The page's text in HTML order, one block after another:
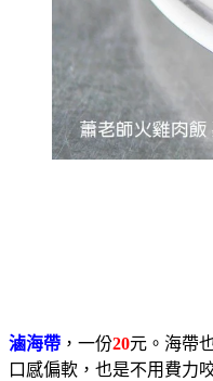
滷海帶 ，一份20元。海帶
口感偏軟，也是不用費力